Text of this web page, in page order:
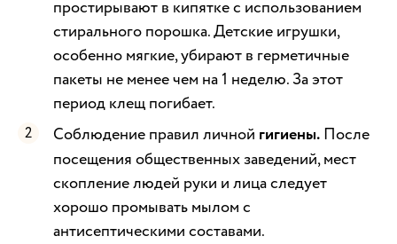
простирывают в кипятке с использованием
стирального порошка. Детские игрушки,
особенно мягкие, убирают в герметичные
пакеты не менее чем на 1 неделю. За этот
период клещ погибает.
Соблюдение правил личной гигиены. После
посещения общественных заведений, мест
скопление людей руки и лица следует
хорошо промывать мылом с
антисептическими составами.